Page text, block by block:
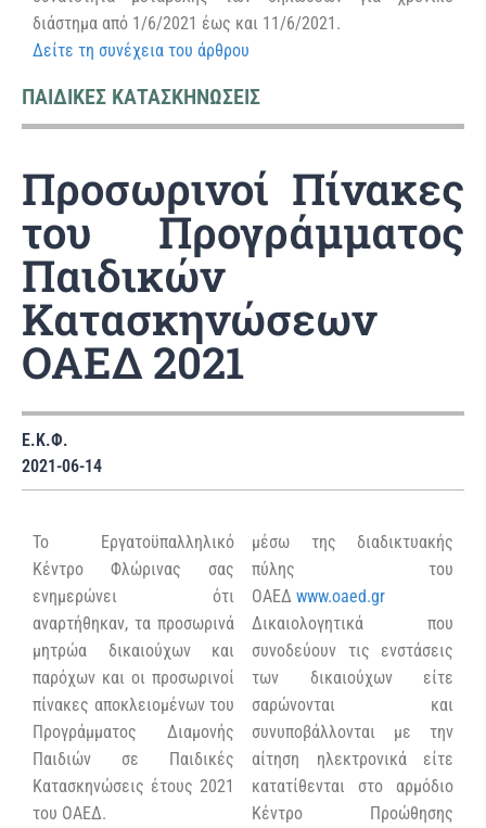
διάστημα από 1/6/2021 έως και 11/6/2021.
Δείτε τη συνέχεια του άρθρου
ΠΑΙΔΙΚΕΣ ΚΑΤΑΣΚΗΝΩΣΕΙΣ
Προσωρινοί Πίνακες
του Προγράμματος
Παιδικών
Κατασκηνώσεων
ΟΑΕΔ 2021
Ε.Κ.Φ.
2021-06-14
Το Εργατοϋπαλληλικό
Κέντρο Φλώρινας σας
ενημερώνει ότι
αναρτήθηκαν, τα προσωρινά
μητρώα δικαιούχων και
παρόχων και οι προσωρινοί
πίνακες αποκλειομένων του
Προγράμματος Διαμονής
Παιδιών σε Παιδικές
Κατασκηνώσεις έτους 2021
του ΟΑΕΔ.
μέσω της διαδικτυακής
πύλης του
ΟΑΕΔ www.oaed.gr
Δικαιολογητικά που
συνοδεύουν τις ενστάσεις
των δικαιούχων είτε
σαρώνονται και
συνυποβάλλονται με την
αίτηση ηλεκτρονικά είτε
κατατίθενται στο αρμόδιο
Κέντρο Προώθησης